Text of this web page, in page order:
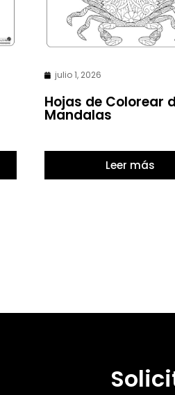
julio 1, 2026
Hojas de Colorear
Mandalas
Leer más